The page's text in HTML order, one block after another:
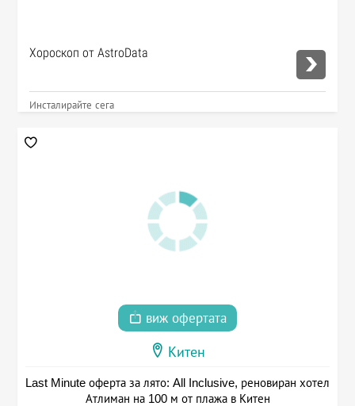
Хороскоп от AstroData
Инсталирайте сега
виж офертата
Китен
Last Minute оферта за лято: All Inclusive, реновиран хотел
Атлиман на 100 м от плажа в Китен